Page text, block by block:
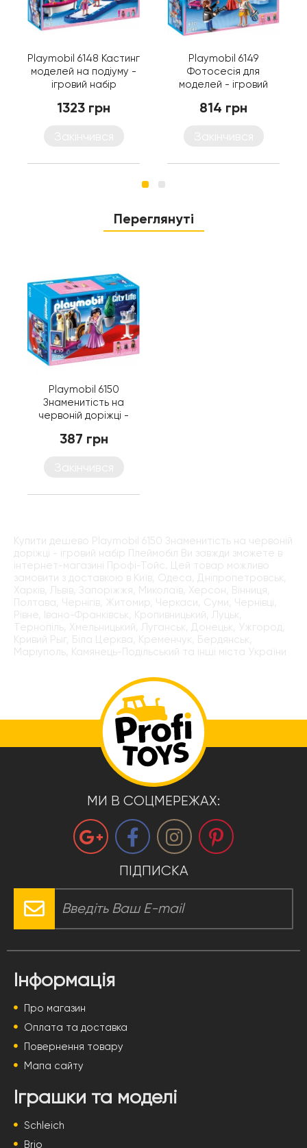
Playmobil 6148 Кастинг
моделей на подіуму -
ігровий набір
1323 грн
Playmobil 6149
Фотосесія для
моделей - ігровий
814 грн
Переглянуті
Playmobil 6150
Знаменитість на
червоній доріжці -
Плеймобіл
387 грн
Купити дешево Playmobil 6150 Знаменитість на червоній
доріжці - ігровий набір Плеймобіл Ви завжди зможете в
інтернет-магазині Профі-Тойс. Цей товар можливо
замовити з доставкою в Київ, Одеса, Дніпропетровськ,
Харків, Львів, Запоріжжя, Миколаїв, Херсон, Вінниця,
Полтава, Чернігів, Житомир, Черкаси, Суми, Чернівці,
Рівне, Івано-Франківськ, Кропивницький, Луцьк,
Тернопіль, Хмельницький, Луганськ, Донецьк, Ужгород,
Кривий Рыг, Біла Церква, Кременчук, Бердянськ,
Маріуполь, Камянець-Подільський та інші міста України
МИ В СОЦМЕРЕЖАХ:
ПІДПИСКА
Інформація
Про магазин
Оплата та доставка
Повернення товару
Мапа сайту
Іграшки та моделі
Schleich
Brio